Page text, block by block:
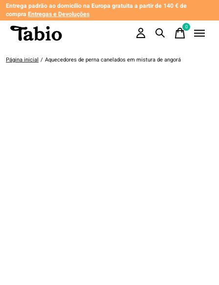
Entrega padrão ao domicílio na Europa gratuita a partir de 140 € de
compra Entregas e Devoluções
0items
Página inicial / Aquecedores de perna canelados em mistura de angorá